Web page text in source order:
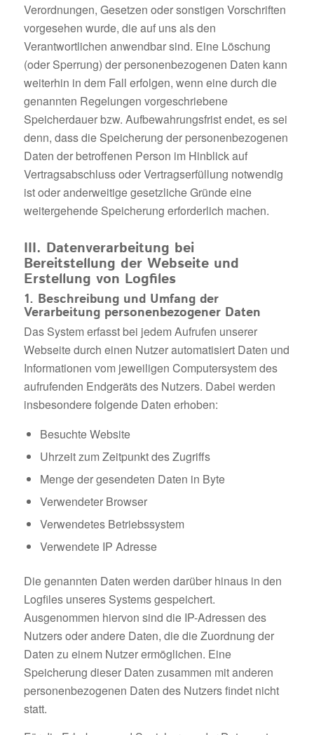
Verordnungen, Gesetzen oder sonstigen Vorschriften
vorgesehen wurde, die auf uns als den
Verantwortlichen anwendbar sind. Eine Löschung
(oder Sperrung) der personenbezogenen Daten kann
weiterhin in dem Fall erfolgen, wenn eine durch die
genannten Regelungen vorgeschriebene
Speicherdauer bzw. Aufbewahrungsfrist endet, es sei
denn, dass die Speicherung der personenbezogenen
Daten der betroffenen Person im Hinblick auf
Vertragsabschluss oder Vertragserfüllung notwendig
ist oder anderweitige gesetzliche Gründe eine
weitergehende Speicherung erforderlich machen.
III. Datenverarbeitung bei
Bereitstellung der Webseite und
Erstellung von Logfiles
1. Beschreibung und Umfang der
Verarbeitung personenbezogener Daten
Das System erfasst bei jedem Aufrufen unserer
Webseite durch einen Nutzer automatisiert Daten und
Informationen vom jeweiligen Computersystem des
aufrufenden Endgeräts des Nutzers. Dabei werden
insbesondere folgende Daten erhoben:
Besuchte Website
Uhrzeit zum Zeitpunkt des Zugriffs
Menge der gesendeten Daten in Byte
Verwendeter Browser
Verwendetes Betriebssystem
Verwendete IP Adresse
Die genannten Daten werden darüber hinaus in den
Logfiles unseres Systems gespeichert.
Ausgenommen hiervon sind die IP-Adressen des
Nutzers oder andere Daten, die die Zuordnung der
Daten zu einem Nutzer ermöglichen. Eine
Speicherung dieser Daten zusammen mit anderen
personenbezogenen Daten des Nutzers findet nicht
statt.